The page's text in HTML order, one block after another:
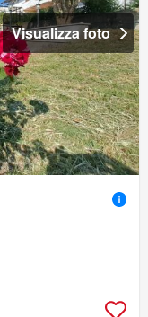
Visualizza foto